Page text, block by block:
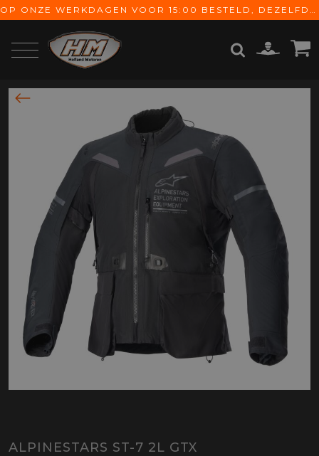
OP ONZE WERKDAGEN VOOR 15:00 BESTELD, DEZELFDE DAG VERZONDEN! GRATIS VERZENDING VANAF € 65,-
ALPINESTARS ST-7 2L GTX